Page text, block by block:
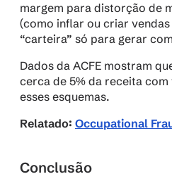
margem para distorção de
(como inflar ou criar
“carteira” só para gerar
Dados da ACFE mostram
cerca de 5% da receita
esses esquemas.
Relatado: Occupational
Conclusão